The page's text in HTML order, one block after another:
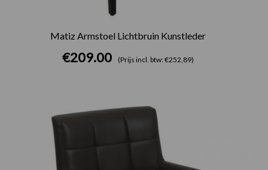
Matiz Armstoel Lichtbruin Kunstleder
€209.00 (Prijs incl. btw: €252,89)